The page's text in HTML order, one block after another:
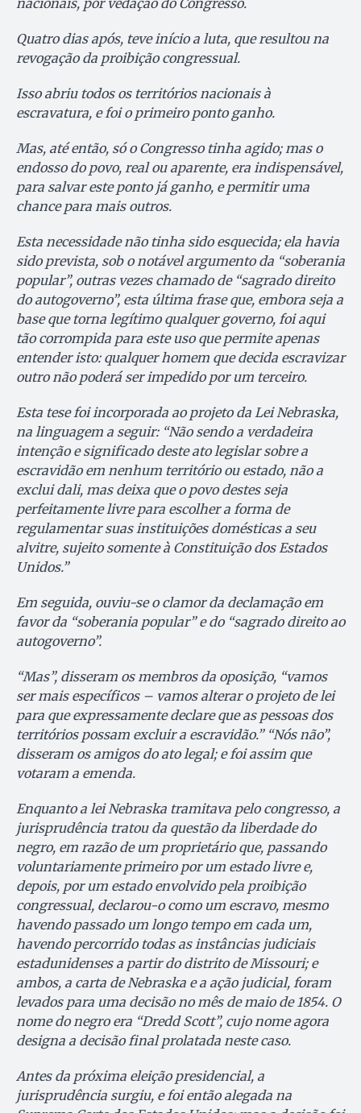
nacionais, por vedação do Congresso.
Quatro dias após, teve início a luta, que resultou na
revogação da proibição congressual.
Isso abriu todos os territórios nacionais à
escravatura, e foi o primeiro ponto ganho.
Mas, até então, só o Congresso tinha agido; mas o
endosso do povo, real ou aparente, era indispensável,
para salvar este ponto já ganho, e permitir uma
chance para mais outros.
Esta necessidade não tinha sido esquecida; ela havia
sido prevista, sob o notável argumento da “soberania
popular”, outras vezes chamado de “sagrado direito
do autogoverno”, esta última frase que, embora seja a
base que torna legítimo qualquer governo, foi aqui
tão corrompida para este uso que permite apenas
entender isto: qualquer homem que decida escravizar
outro não poderá ser impedido por um terceiro.
Esta tese foi incorporada ao projeto da Lei Nebraska,
na linguagem a seguir: “Não sendo a verdadeira
intenção e significado deste ato legislar sobre a
escravidão em nenhum território ou estado, não a
exclui dali, mas deixa que o povo destes seja
perfeitamente livre para escolher a forma de
regulamentar suas instituições domésticas a seu
alvitre, sujeito somente à Constituição dos Estados
Unidos.”
Em seguida, ouviu-se o clamor da declamação em
favor da “soberania popular” e do “sagrado direito ao
autogoverno”.
“Mas”, disseram os membros da oposição, “vamos
ser mais específicos – vamos alterar o projeto de lei
para que expressamente declare que as pessoas dos
territórios possam excluir a escravidão.” “Nós não”,
disseram os amigos do ato legal; e foi assim que
votaram a emenda.
Enquanto a lei Nebraska tramitava pelo congresso, a
jurisprudência tratou da questão da liberdade do
negro, em razão de um proprietário que, passando
voluntariamente primeiro por um estado livre e,
depois, por um estado envolvido pela proibição
congressual, declarou-o como um escravo, mesmo
havendo passado um longo tempo em cada um,
havendo percorrido todas as instâncias judiciais
estadunidenses a partir do distrito de Missouri; e
ambos, a carta de Nebraska e a ação judicial, foram
levados para uma decisão no mês de maio de 1854. O
nome do negro era “Dredd Scott”, cujo nome agora
designa a decisão final prolatada neste caso.
Antes da próxima eleição presidencial, a
jurisprudência surgiu, e foi então alegada na